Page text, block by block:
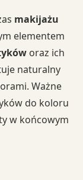
makijażu
elementem
oraz ich
naturalny
Ważne
do koloru
w końcowym